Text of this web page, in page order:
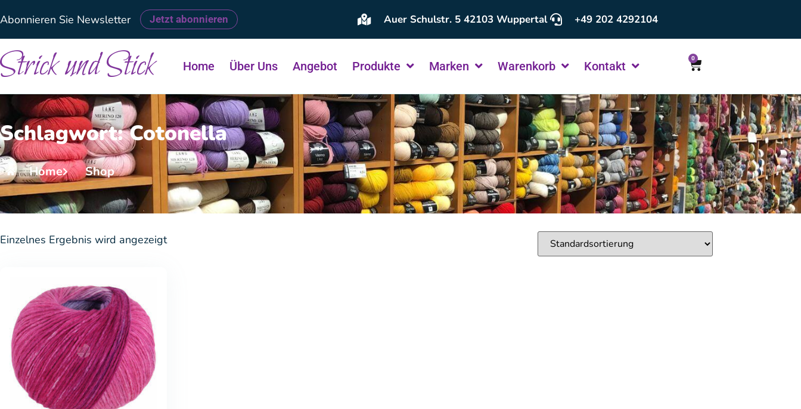
Abonnieren Sie Newsletter Jetzt abonnieren Auer Schulstr. 5 42103 Wuppertal +49 202 4292104
Strick und Stick Home Über Uns Angebot Produkte Marken Warenkorb Kontakt
0
Schlagwort: Cotonella
Home Shop
Einzelnes Ergebnis wird angezeigt